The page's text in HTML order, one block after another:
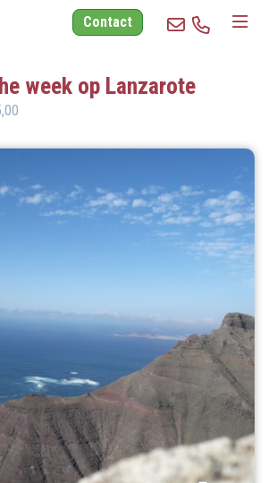
Contact
week op Lanzarote